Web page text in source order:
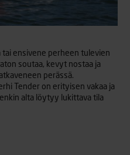
tai ensivene perheen tulevien
soutaa, kevyt nostaa ja
perässä.
Tender on erityisen vakaa ja
alta löytyy lukittava tila